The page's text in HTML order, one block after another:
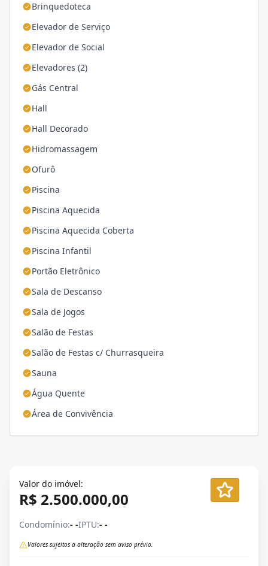
Brinquedoteca
Elevador de Serviço
Elevador de Social
Elevadores (2)
Gás Central
Hall
Hall Decorado
Hidromassagem
Ofurô
Piscina
Piscina Aquecida
Piscina Aquecida Coberta
Piscina Infantil
Portão Eletrônico
Sala de Descanso
Sala de Jogos
Salão de Festas
Salão de Festas c/ Churrasqueira
Sauna
Água Quente
Área de Convivência
Valor do imóvel:
R$ 2.500.000,00
Condomínio:- -IPTU:- -
Valores sujeitos a alteração sem aviso prévio.